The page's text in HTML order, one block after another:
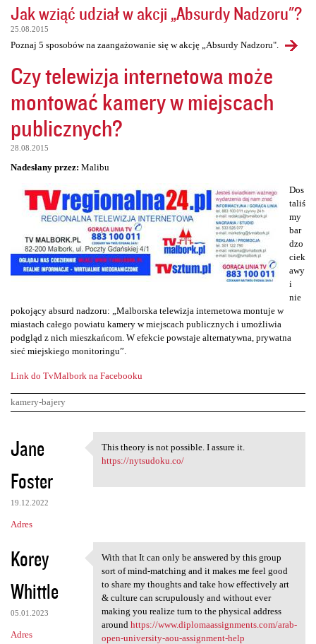
Jak wziąć udział w akcji „Absurdy Nadzoru"?
25.08.2015
Poznaj 5 sposobów na zaangażowanie się w akcję „Absurdy Nadzoru".
Czy telewizja internetowa może
montować kamery w miejscach
publicznych?
28.08.2015
Nadesłany przez: Malibu
Dos
taliś
my
bar
dzo
ciek
awy
i
nie
pokojący absurd nadzoru: „Malborska telewizja internetowa montuje w
miastach całego powiatu kamery w miejscach publicznych i umożliwia
podgląd z nich mieszkańcom. W efekcie powstaje alternatywna, prywatna
sieć miejskiego monitoringu”.
Link do TvMalbork na Facebooku
kamery-bajery
K
o
m
e
n
a
r
z
e
Jane
Foster
19.12.2022
Adres
This theory is not possible.
This theory is not possible. I assure it.
https://nytsudoku.co/
Korey
Whittle
05.01.2023
Adres
With that It can only be
With that It can only be answered by this group
sort of mind-matching and it makes me feel good
to share my thoughts and take how effectively art
& culture can scrupulously and without ever
making you realize turn to the physical address
around https://www.diplomaassignments.com/arab-
open-university-aou-assignment-help